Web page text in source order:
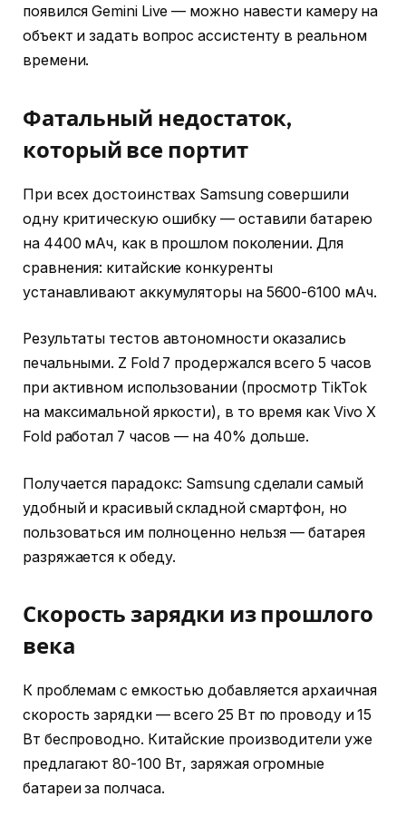
появился Gemini Live — можно навести камеру на
объект и задать вопрос ассистенту в реальном
времени.
Фатальный недостаток,
который все портит
При всех достоинствах Samsung совершили
одну критическую ошибку — оставили батарею
на 4400 мАч, как в прошлом поколении. Для
сравнения: китайские конкуренты
устанавливают аккумуляторы на 5600-6100 мАч.
Результаты тестов автономности оказались
печальными. Z Fold 7 продержался всего 5 часов
при активном использовании (просмотр TikTok
на максимальной яркости), в то время как Vivo X
Fold работал 7 часов — на 40% дольше.
Получается парадокс: Samsung сделали самый
удобный и красивый складной смартфон, но
пользоваться им полноценно нельзя — батарея
разряжается к обеду.
Скорость зарядки из прошлого
века
К проблемам с емкостью добавляется архаичная
скорость зарядки — всего 25 Вт по проводу и 15
Вт беспроводно. Китайские производители уже
предлагают 80-100 Вт, заряжая огромные
батареи за полчаса.